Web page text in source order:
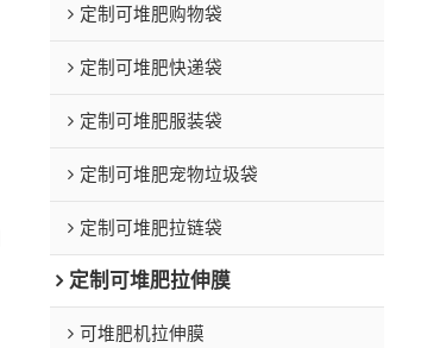
定制可堆肥购物袋
定制可堆肥快递袋
定制可堆肥服装袋
定制可堆肥宠物垃圾袋
定制可堆肥拉链袋
定制可堆肥拉伸膜
可堆肥机拉伸膜